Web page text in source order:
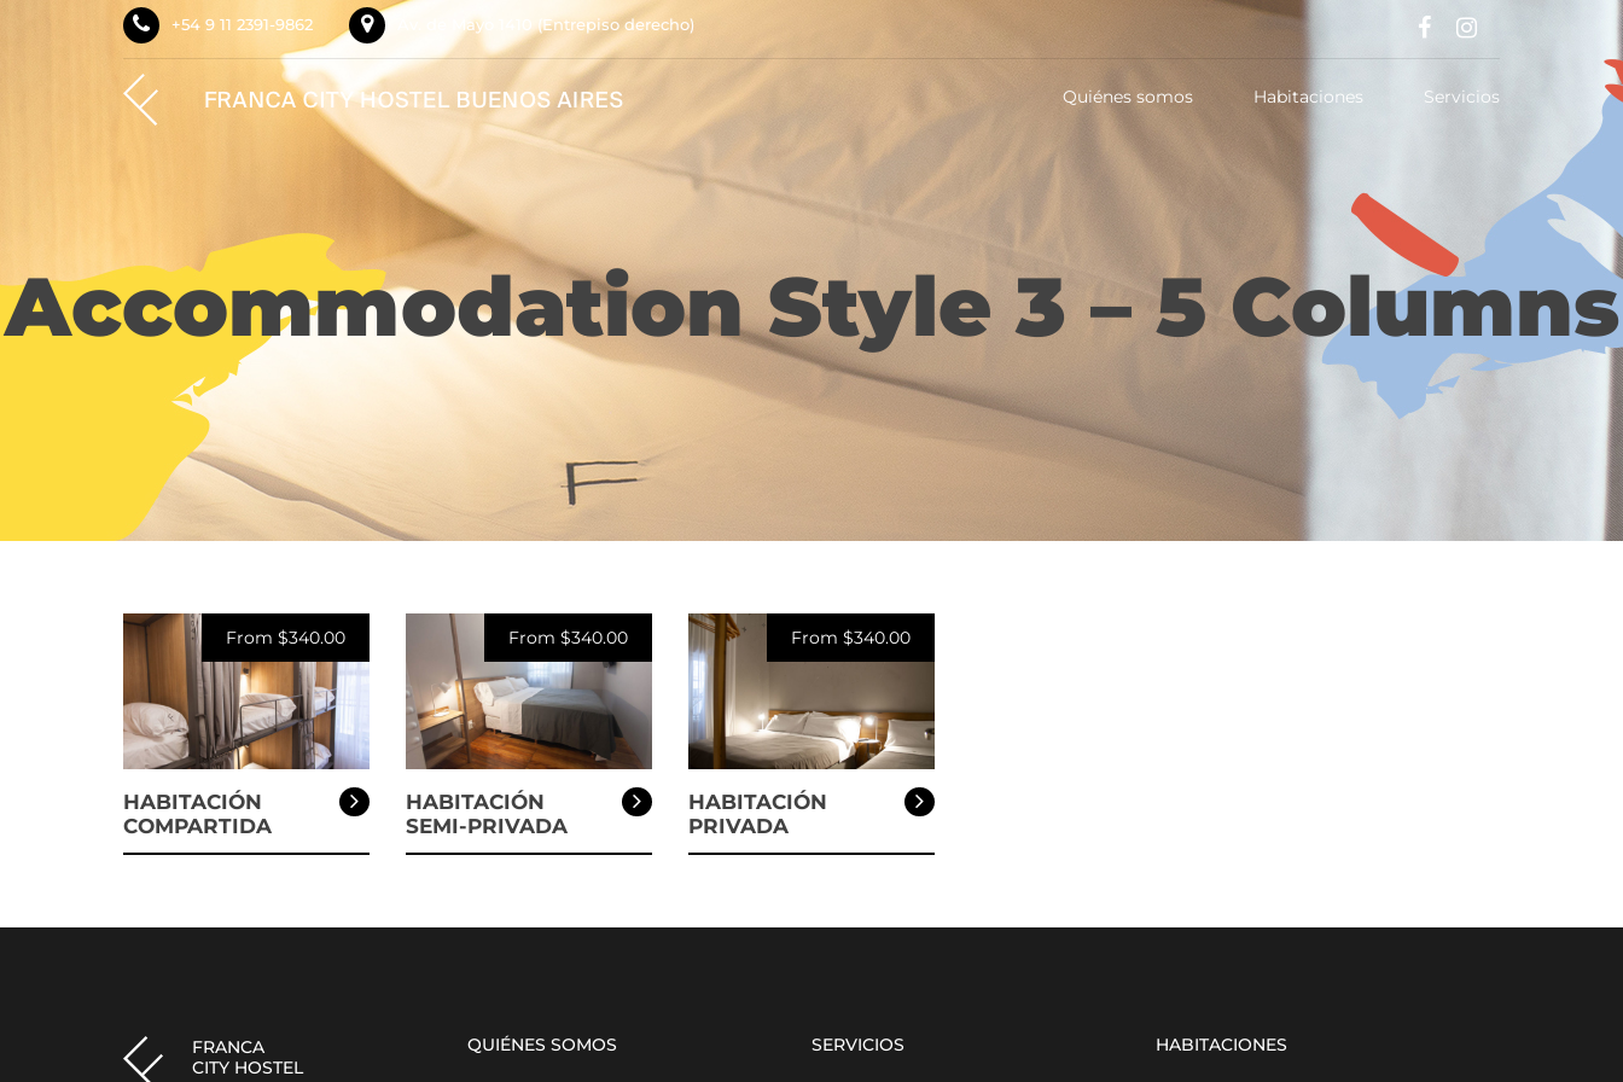
+54 9 11 2391-9862 Av. de Mayo 1410 (Entrepiso derecho)
Quiénes somos Habitaciones Servicios
Accommodation Style 3 – 5 Columns
From $340.00
HABITACIÓN
COMPARTIDA
From $340.00
HABITACIÓN
SEMI-PRIVADA
From $340.00
HABITACIÓN
PRIVADA
FRANCA
CITY HOSTEL
QUIÉNES SOMOS SERVICIOS HABITACIONES